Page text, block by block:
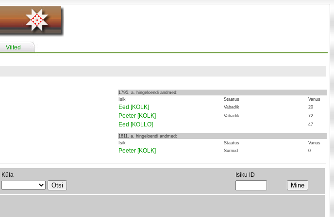
Viited
1795. a. hingeloendi andmed:
Isik
Staatus Vanus
Eed [KOLK] Vabadik 20
Peeter [KOLK] Vabadik 72
Eed [KOLLO] 47
1811. a. hingeloendi andmed:
Isik
Staatus Vanus
Peeter [KOLK] Surnud 0
Küla Isiku ID